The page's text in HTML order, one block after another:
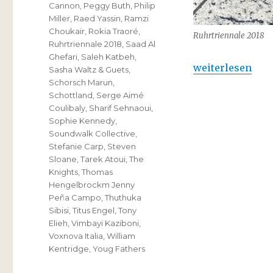
Ruhrtriennale 2018
„Ruhrtriennale
weiterlesen
Cannon Peggy Buth Philip
Miller Raed Yassin Ramzi
Choukair Rokia Traoré
Ruhrtriennale 2018 Saad Al
Ghefari Saleh Katbeh
Sasha Waltz & Guets
Schorsch Marun
Schottland Serge Aimé
Coulibaly Sharif Sehnaoui
Sophie Kennedy
Soundwalk Collective
Stefanie Carp Steven
Sloane ,Tarek Atoui ,The
Knights ,Thomas
Hengelbrockm Jenny
Peña Campo ,Thuthuka
Sibisi ,Titus Engel ,Tony
Elieh ,Vimbayi Kaziboni
Voxnova Italia ,William
Kentridge ,Youg Fathers